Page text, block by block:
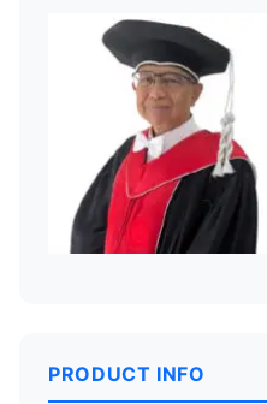
PRODUCT INFO